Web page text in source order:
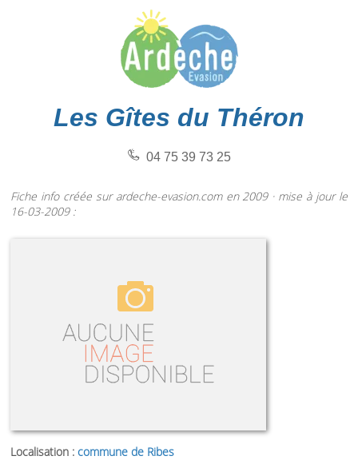
Les Gîtes du Théron
04 75 39 73 25
Fiche info créée sur ardeche-evasion.com en 2009 · mise à jour le
16-03-2009 :
Localisation : commune de Ribes